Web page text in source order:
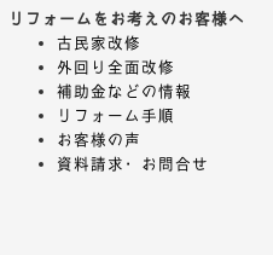
リフォームをお考えのお客様へ
古民家改修
外回り全面改修
補助金などの情報
リフォーム手順
お客様の声
資料請求・お問合せ